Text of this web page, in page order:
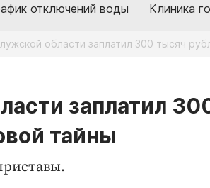
отключений воды Клиника
области заплатил 300 тысяч
заплатил
тайны